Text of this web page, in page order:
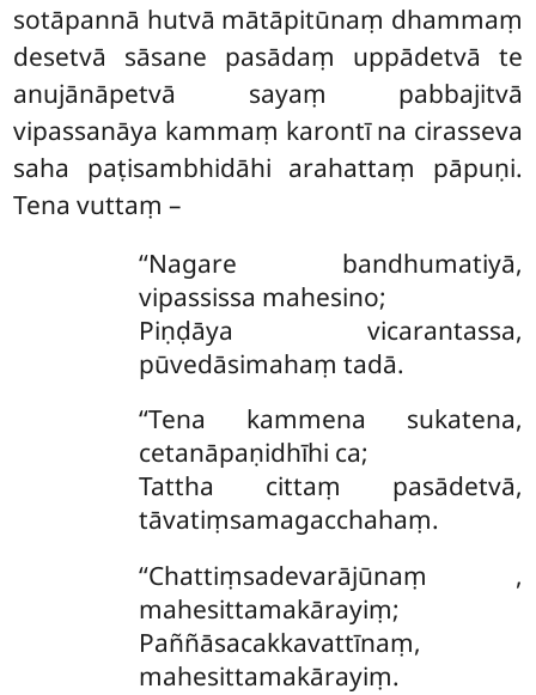
sotāpannā hutvā mātāpitūnaṃ dhammaṃ
desetvā sāsane pasādaṃ uppādetvā te
anujānāpetvā sayaṃ pabbajitvā
vipassanāya kammaṃ karontī na cirasseva
saha paṭisambhidāhi arahattaṃ pāpuṇi.
Tena vuttaṃ –
‘‘Nagare bandhumatiyā,
vipassissa mahesino;
Piṇḍāya vicarantassa,
pūvedāsimahaṃ tadā.
‘‘Tena kammena sukatena,
cetanāpaṇidhīhi ca;
Tattha cittaṃ pasādetvā,
tāvatiṃsamagacchahaṃ.
‘‘Chattiṃsadevarājūnaṃ ,
mahesittamakārayiṃ;
Paññāsacakkavattīnaṃ,
mahesittamakārayiṃ.